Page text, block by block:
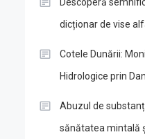
dicționar de vise
Cotele Dunării:
Hidrologice prin
Abuzul de
sănătatea mintală